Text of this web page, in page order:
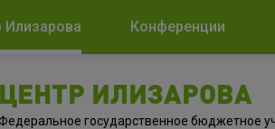
Илизарова Конференции
ЦЕНТР ИЛИЗАРОВА
государственное бюджетное